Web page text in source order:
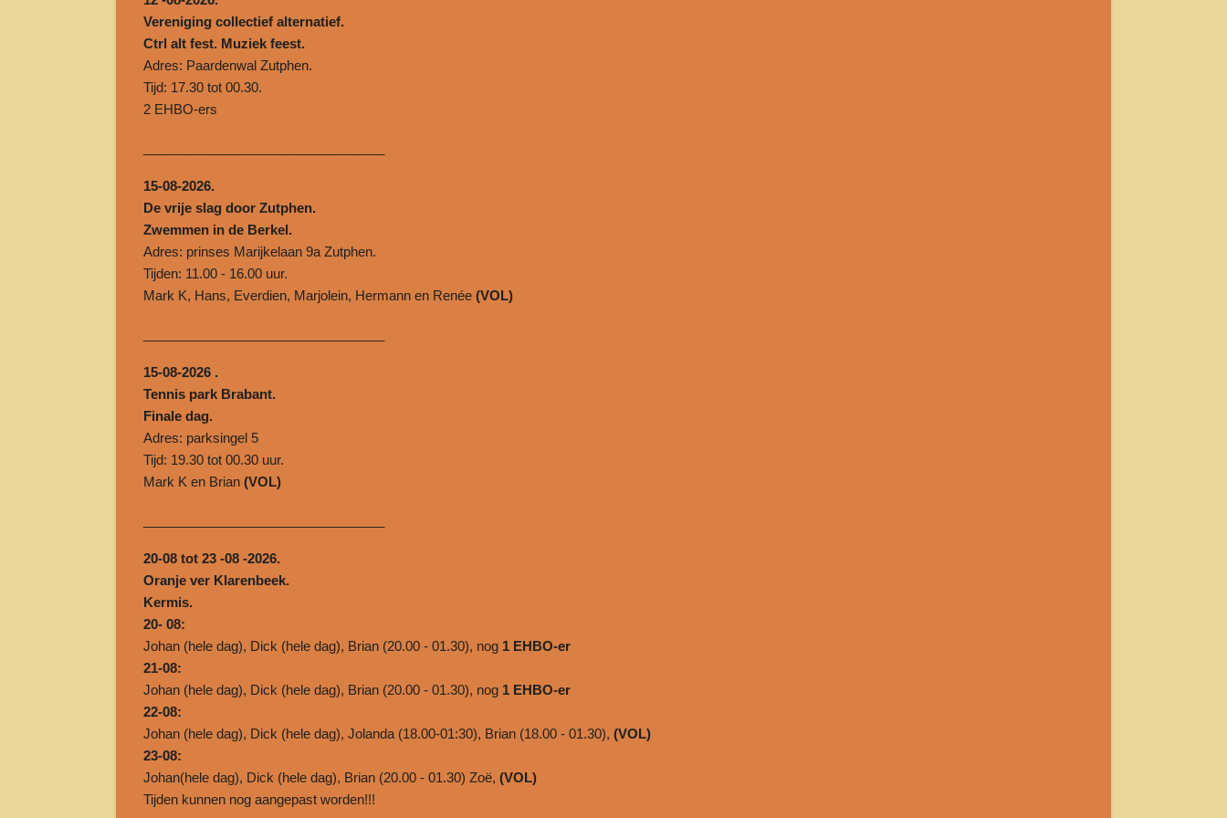
Vereniging collectief alternatief.
Ctrl alt fest. Muziek feest.
Adres: Paardenwal Zutphen.
Tijd: 17.30 tot 00.30.
2 EHBO-ers
15-08-2026.
De vrije slag door Zutphen.
Zwemmen in de Berkel.
Adres: prinses Marijkelaan 9a Zutphen.
Tijden: 11.00 - 16.00 uur.
Mark K, Hans, Everdien, Marjolein, Hermann en Renée (VOL)
15-08-2026 .
Tennis park Brabant.
Finale dag.
Adres: parksingel 5
Tijd: 19.30 tot 00.30 uur.
Mark K en Brian (VOL)
20-08 tot 23 -08 -2026.
Oranje ver Klarenbeek.
Kermis.
20- 08:
Johan (hele dag), Dick (hele dag), Brian (20.00 - 01.30), nog 1 EHBO-er
21-08:
Johan (hele dag), Dick (hele dag), Brian (20.00 - 01.30), nog 1 EHBO-er
22-08:
Johan (hele dag), Dick (hele dag), Jolanda (18.00-01:30), Brian (18.00 - 01.30), (VOL)
23-08:
Johan(hele dag), Dick (hele dag), Brian (20.00 - 01.30) Zoë, (VOL)
Tijden kunnen nog aangepast worden!!!